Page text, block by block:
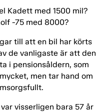
Kadett med 1500 mil?
-75 med 8000?
till att en bil har körts
de vanligaste är att den
i pensionsåldern, som
men tar hand om
visserligen bara 57 år